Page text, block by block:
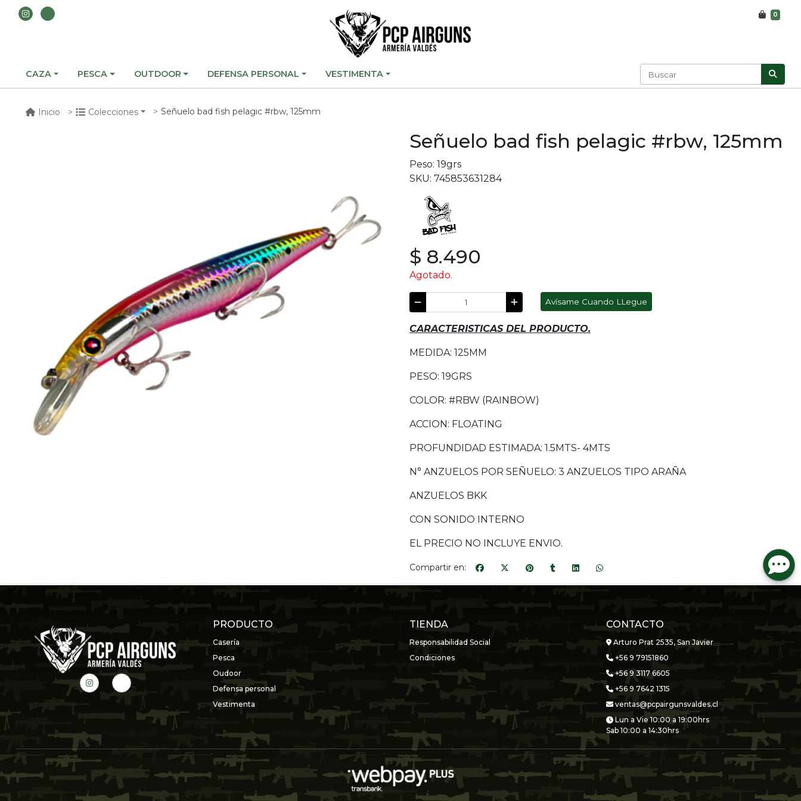
0
CAZA PESCA OUTDOOR DEFENSA PERSONAL VESTIMENTA
Inicio Colecciones Señuelo bad fish pelagic #rbw, 125mm
Señuelo bad fish pelagic #rbw, 125mm
Peso: 19grs
SKU: 745853631284
$ 8.490
Agotado.
Avísame Cuando LLegue
CARACTERISTICAS DEL PRODUCTO.
MEDIDA: 125MM
PESO: 19GRS
COLOR: #RBW (RAINBOW)
ACCION: FLOATING
PROFUNDIDAD ESTIMADA: 1.5MTS- 4MTS
N° ANZUELOS POR SEÑUELO: 3 ANZUELOS TIPO ARAÑA
ANZUELOS BKK
CON SONIDO INTERNO
EL PRECIO NO INCLUYE ENVIO.
Compartir en:
PRODUCTO
Casería
Pesca
Oudoor
Defensa personal
Vestimenta
TIENDA
Responsabilidad Social
Condiciones
CONTACTO
Arturo Prat 2535, San Javier
+56 9 79151860
+56 9 3117 6605
+56 9 7642 1315
ventas@pcpairgunsvaldes.cl
Lun a Vie 10:00 a 19:00hrs
Sab 10:00 a 14:30hrs